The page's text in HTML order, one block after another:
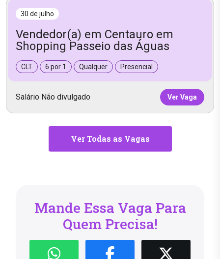
30 de julho
Vendedor(a) em Centauro em
Shopping Passeio das Águas
CLT 6 por 1 Qualquer Presencial
Salário Não divulgado Ver Vaga
Ver Todas as Vagas
Mande Essa Vaga Para
Quem Precisa!